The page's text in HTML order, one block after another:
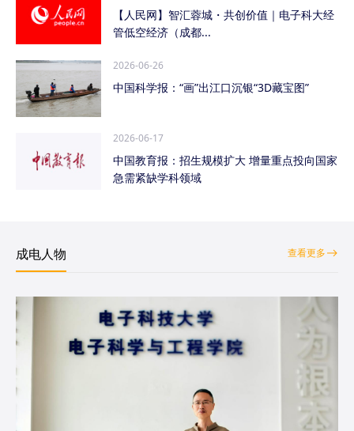
【人民网】智汇蓉城・共创价值｜电子科大经
管低空经济（成都...
2026-06-26
中国科学报：“画”出江口沉银“3D藏宝图”
2026-06-17
中国教育报：招生规模扩大 增量重点投向国家
急需紧缺学科领域
成电人物 查看更多